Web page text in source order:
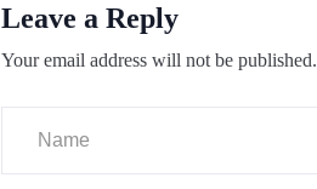
Leave a Reply
Your email address will not be published.